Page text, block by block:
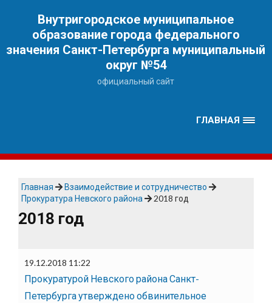
Внутригородское муниципальное
образование города федерального
значения Санкт-Петербурга муниципальный
округ №54
официальный сайт
ГЛАВНАЯ
Главная
Взаимодействие и сотрудничество
Прокуратура Невского района
2018 год
2018 год
19.12.2018 11:22
Прокуратурой Невского района Санкт-
Петербурга утверждено обвинительное